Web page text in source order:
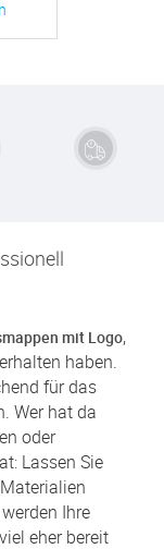
mit Logo,
haben.
für das
Wer hat da
oder
Lassen Sie
Ihre
eher bereit